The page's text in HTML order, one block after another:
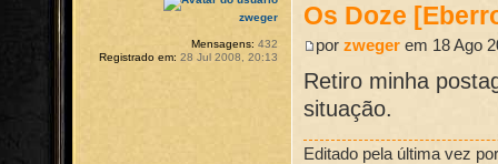
Os Doze
porzweger em 18 Ago
Retiro minha
situação.
Editado pela última vez
zweger
Mensagens: 432
Registrado em: 28 Jul 2008, 20:13